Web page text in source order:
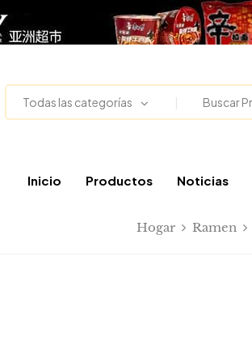
Todas las categorías
Inicio Productos Noticias
Hogar Ramen